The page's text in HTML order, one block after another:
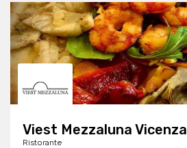
Viest Mezzaluna Vicenza
Ristorante